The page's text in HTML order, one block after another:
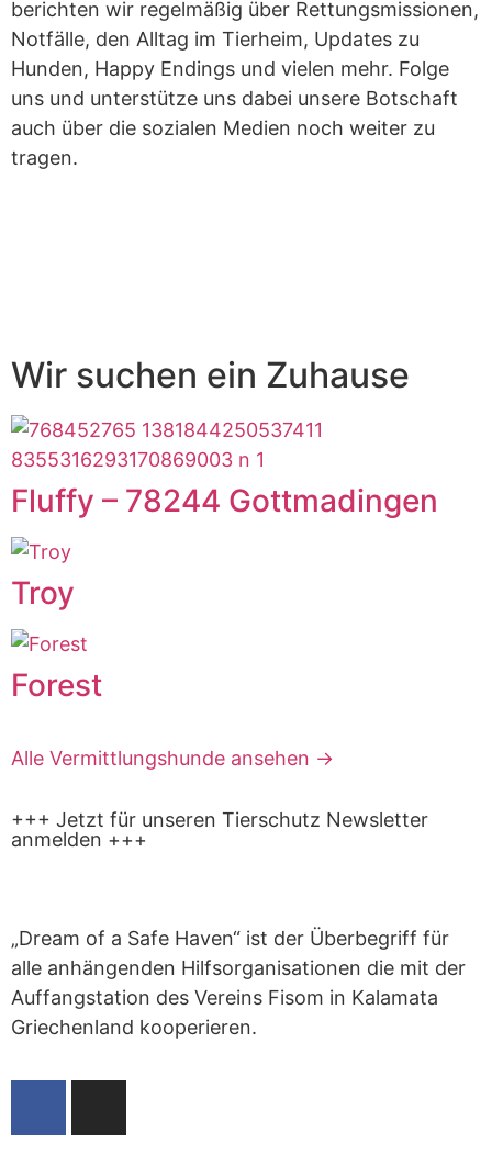
berichten wir regelmäßig über Rettungsmissionen,
Notfälle, den Alltag im Tierheim, Updates zu
Hunden, Happy Endings und vielen mehr. Folge
uns und unterstütze uns dabei unsere Botschaft
auch über die sozialen Medien noch weiter zu
tragen.
Wir suchen ein Zuhause
Fluffy – 78244 Gottmadingen
Troy
Forest
Alle Vermittlungshunde ansehen ->
+++ Jetzt für unseren Tierschutz Newsletter
anmelden +++
„Dream of a Safe Haven“ ist der Überbegriff für
alle anhängenden Hilfsorganisationen die mit der
Auffangstation des Vereins Fisom in Kalamata
Griechenland kooperieren.